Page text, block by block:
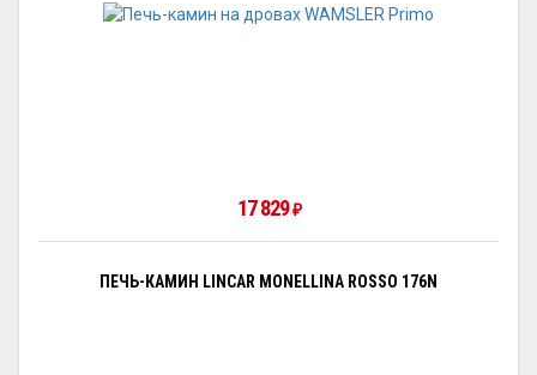
17 829 ₽
ПЕЧЬ-КАМИН LINCAR MONELLINA ROSSO 176N